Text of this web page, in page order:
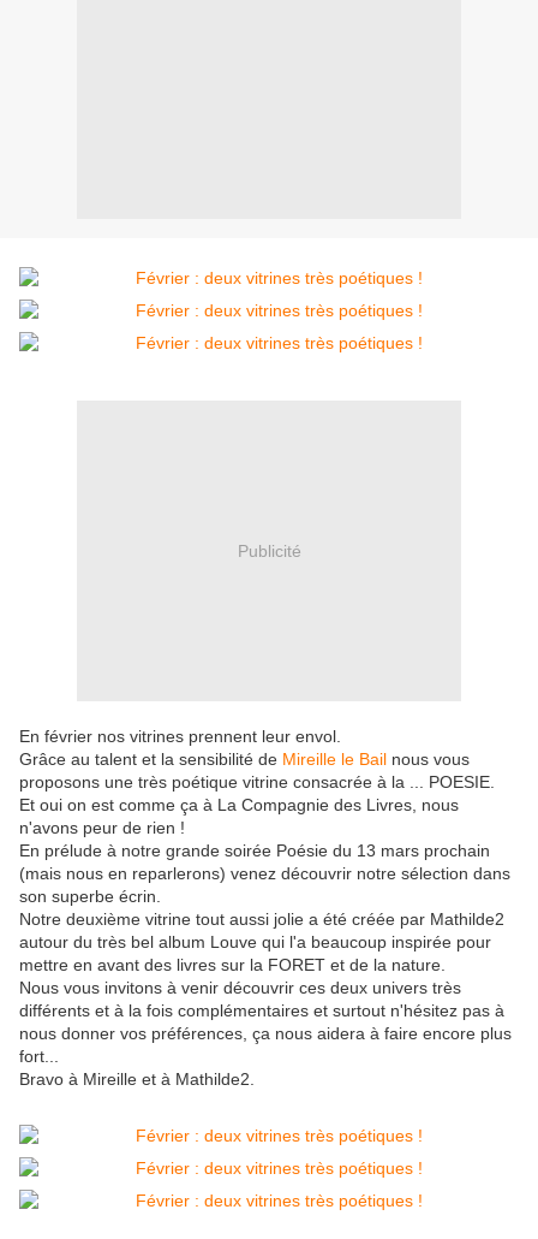
Publicité
En février nos vitrines prennent leur envol.
Grâce au talent et la sensibilité de Mireille le Bail nous vous
proposons une très poétique vitrine consacrée à la ... POESIE.
Et oui on est comme ça à La Compagnie des Livres, nous
n'avons peur de rien !
En prélude à notre grande soirée Poésie du 13 mars prochain
(mais nous en reparlerons) venez découvrir notre sélection dans
son superbe écrin.
Notre deuxième vitrine tout aussi jolie a été créée par Mathilde2
autour du très bel album Louve qui l'a beaucoup inspirée pour
mettre en avant des livres sur la FORET et de la nature.
Nous vous invitons à venir découvrir ces deux univers très
différents et à la fois complémentaires et surtout n'hésitez pas à
nous donner vos préférences, ça nous aidera à faire encore plus
fort...
Bravo à Mireille et à Mathilde2.